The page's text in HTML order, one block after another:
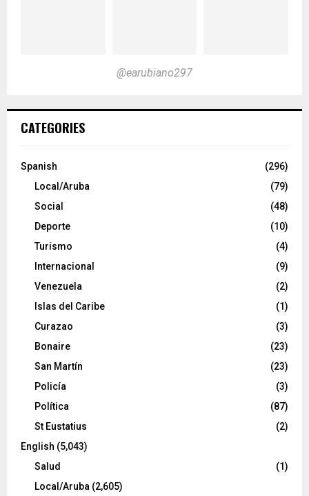
@earubiano297
CATEGORIES
Spanish
(296)
Local/Aruba
(79)
Social
(48)
Deporte
(10)
Turismo
(4)
Internacional
(9)
Venezuela
(2)
Islas del Caribe
(1)
Curazao
(3)
Bonaire
(23)
San Martín
(23)
Policía
(3)
Política
(87)
St Eustatius
(2)
English (5,043)
Salud
(1)
Local/Aruba (2,605)